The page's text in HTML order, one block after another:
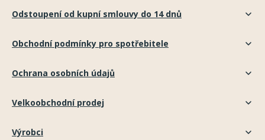
Odstoupení od kupní smlouvy do 14 dnů
Obchodní podmínky pro spotřebitele
Ochrana osobních údajů
Velkoobchodní prodej
Výrobci